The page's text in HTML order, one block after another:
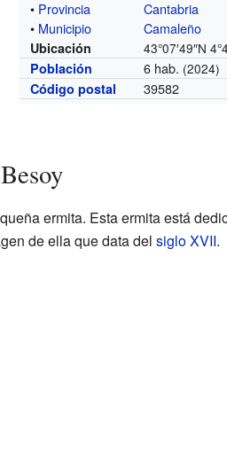
• Provincia
Cantabria
• Municipio Camaleño
Ubicación 43°07′49″N
Población
6 hab. (2024)
Código postal
39582
ermita. Esta ermita está
de ella que data del siglo XVII.